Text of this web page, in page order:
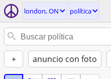
london, ON política
+ anuncio con foto